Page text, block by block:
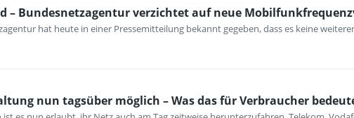
– Bundesnetzagentur verzichtet auf neue
hat heute in einer Pressemitteilung bekannt gegeben, dass es keine
nun tagsüber möglich – Was das für Verbraucher